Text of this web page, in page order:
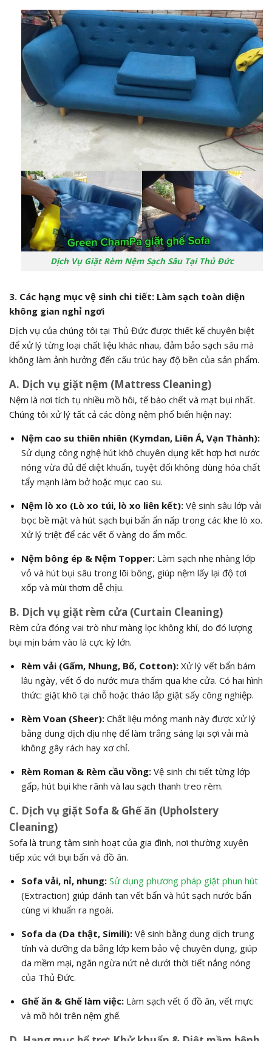
Dịch Vụ Giặt Rèm Nệm Sạch Sâu Tại Thủ Đức
3. Các hạng mục vệ sinh chi tiết: Làm sạch toàn diện
không gian nghỉ ngơi
Dịch vụ của chúng tôi tại Thủ Đức được thiết kế chuyên biệt
để xử lý từng loại chất liệu khác nhau, đảm bảo sạch sâu mà
không làm ảnh hưởng đến cấu trúc hay độ bền của sản phẩm.
A. Dịch vụ giặt nệm (Mattress Cleaning)
Nệm là nơi tích tụ nhiều mồ hôi, tế bào chết và mạt bụi nhất.
Chúng tôi xử lý tất cả các dòng nệm phổ biến hiện nay:
Nệm cao su thiên nhiên (Kymdan, Liên Á, Vạn Thành):
Sử dụng công nghệ hút khô chuyên dụng kết hợp hơi nước
nóng vừa đủ để diệt khuẩn, tuyệt đối không dùng hóa chất
tẩy mạnh làm bở hoặc mục cao su.
Nệm lò xo (Lò xo túi, lò xo liên kết):Vệ sinh sâu lớp vải
bọc bề mặt và hút sạch bụi bẩn ẩn nấp trong các khe lò xo.
Xử lý triệt để các vết ố vàng do ẩm mốc.
Nệm bông ép & Nệm Topper:Làm sạch nhẹ nhàng lớp
vỏ và hút bụi sâu trong lõi bông, giúp nệm lấy lại độ tơi
xốp và mùi thơm dễ chịu.
B. Dịch vụ giặt rèm cửa (Curtain Cleaning)
Rèm cửa đóng vai trò như màng lọc không khí, do đó lượng
bụi mịn bám vào là cực kỳ lớn.
Rèm vải (Gấm, Nhung, Bố, Cotton):Xử lý vết bẩn bám
lâu ngày, vết ố do nước mưa thấm qua khe cửa. Có hai hình
thức: giặt khô tại chỗ hoặc tháo lắp giặt sấy công nghiệp.
Rèm Voan (Sheer):Chất liệu mỏng manh này được xử lý
bằng dung dịch dịu nhẹ để làm trắng sáng lại sợi vải mà
không gây rách hay xơ chỉ.
Rèm Roman & Rèm cầu vồng:Vệ sinh chi tiết từng lớp
gấp, hút bụi khe rãnh và lau sạch thanh treo rèm.
C. Dịch vụ giặt Sofa & Ghế ăn (Upholstery
Cleaning)
Sofa là trung tâm sinh hoạt của gia đình, nơi thường xuyên
tiếp xúc với bụi bẩn và đồ ăn.
Sofa vải, nỉ, nhung: Sử dụng phương pháp giặt phun hút
(Extraction) giúp đánh tan vết bẩn và hút sạch nước bẩn
cùng vi khuẩn ra ngoài.
Sofa da (Da thật, Simili):Vệ sinh bằng dung dịch trung
tính và dưỡng da bằng lớp kem bảo vệ chuyên dụng, giúp
da mềm mại, ngăn ngừa nứt nẻ dưới thời tiết nắng nóng
của Thủ Đức.
Ghế ăn & Ghế làm việc:Làm sạch vết ố đồ ăn, vết mực
và mồ hôi trên nệm ghế.